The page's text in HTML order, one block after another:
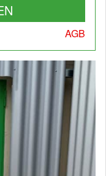
AGB